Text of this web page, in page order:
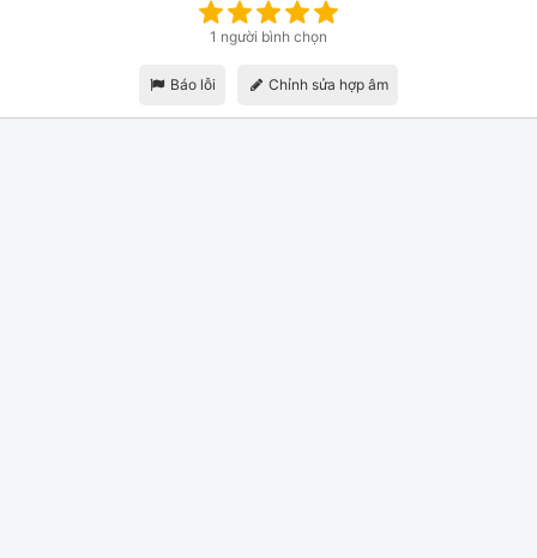
1 người bình chọn
Báo lỗi Chỉnh sửa hợp âm